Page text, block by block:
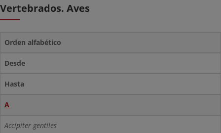
Vertebrados. Aves
Orden alfabético
Desde
Hasta
A
Accipiter gentiles